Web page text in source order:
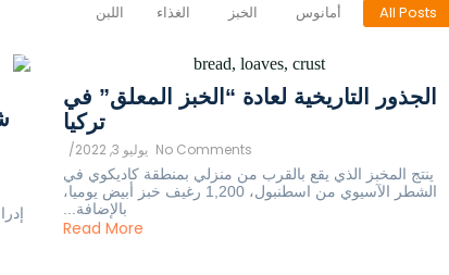
All Posts أمانوس الخبز الغذاء اللبن
الجذور التاريخية لعادة “الخبز المعلق” في
تركيا
يوليو 3, 2022 / No Comments
ينتج المخبز الذي يقع بالقرب من منزلي بمنطقة كاديكوي في
الشطر الآسيوي من اسطنبول، 1,200 رغيف خبز أبيض يوميا،
بالإضافة...
Read More